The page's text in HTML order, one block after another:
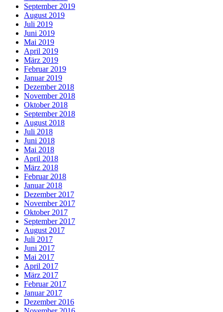
September 2019
August 2019
Juli 2019
Juni 2019
Mai 2019
April 2019
März 2019
Februar 2019
Januar 2019
Dezember 2018
November 2018
Oktober 2018
September 2018
August 2018
Juli 2018
Juni 2018
Mai 2018
April 2018
März 2018
Februar 2018
Januar 2018
Dezember 2017
November 2017
Oktober 2017
September 2017
August 2017
Juli 2017
Juni 2017
Mai 2017
April 2017
März 2017
Februar 2017
Januar 2017
Dezember 2016